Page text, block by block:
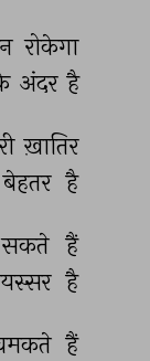
रोकेगा
अंदर है
ख़ातिर
बेहतर है
सकते हैं
है
हैं